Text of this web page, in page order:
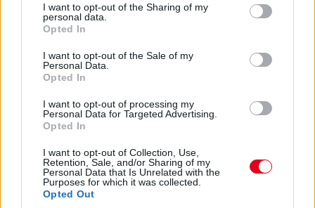
not limited to your visit or usage behaviour. You may click to
grant or deny consent to Google and its third-party tags to
use your data for below specified purposes in below Google
consent section.
I want to opt-out of the Sharing of my
personal data.
Opted In
I want to opt-out of the Sale of my
Personal Data.
Opted In
I want to opt-out of processing my
Personal Data for Targeted Advertising.
Opted In
I want to opt-out of Collection, Use,
Retention, Sale, and/or Sharing of my
Personal Data that Is Unrelated with the
Purposes for which it was collected.
Opted Out
autót tört Leclerc-t). Na nézzük akkor a végjátékot!
Russell lila szektorral nyit, Norris sárgával.
Antonelli odarak egy brutális középső szektort - de Russell egy
Antonelli bemegy 1:15 alá, de elég lesz-e ez? Nem, Russell